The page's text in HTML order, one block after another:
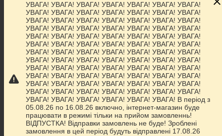
Про нас
Контакти
Доставка та оплата
Графік роботи
Повна версія сайту
Сайт створено на маркетплейсіProm.ua
УВАГА! УВАГА! УВАГА! УВАГА! УВАГА! УВАГА! УВАГА!
УВАГА! УВАГА! УВАГА! УВАГА! УВАГА! УВАГА! УВАГА!
УВАГА! УВАГА! УВАГА! УВАГА! УВАГА! УВАГА! УВАГА!
УВАГА! УВАГА! УВАГА! УВАГА! УВАГА! УВАГА! УВАГА!
УВАГА! УВАГА! УВАГА! УВАГА! УВАГА! УВАГА! УВАГА!
УВАГА! УВАГА! УВАГА! УВАГА! УВАГА! УВАГА! УВАГА!
УВАГА! УВАГА! УВАГА! УВАГА! УВАГА! УВАГА! УВАГА!
УВАГА! УВАГА! УВАГА! УВАГА! УВАГА! УВАГА! УВАГА!
УВАГА! УВАГА! УВАГА! УВАГА! УВАГА! УВАГА! УВАГА!
УВАГА! УВАГА! УВАГА! УВАГА! УВАГА! УВАГА! УВАГА!
УВАГА! УВАГА! УВАГА! УВАГА! УВАГА! УВАГА! УВАГА!
УВАГА! УВАГА! УВАГА! УВАГА! УВАГА! УВАГА! УВАГА!
УВАГА! УВАГА! УВАГА! УВАГА! УВАГА! УВАГА! В період з
05.08.26 по 16.08.26 включно, інтернет-магазин буде
працювати в режимі тільки на прийом замовленнь!
ВІДПУСТКА! Відправки замовлень не буде! Зроблені
замовлення в цей період будуть відправлені 17.08.26